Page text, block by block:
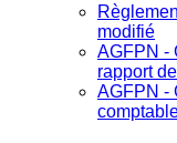
modifié
AGFPN ‐
rapport
AGFPN ‐